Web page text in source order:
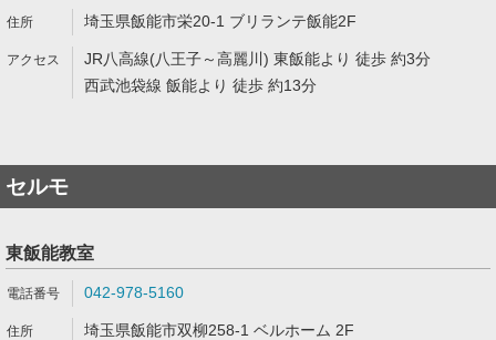
埼玉県飯能市栄20-1 ブリランテ飯能2F
JR八高線(八王子～高麗川) 東飯能より 徒歩 約3分
西武池袋線 飯能より 徒歩 約13分
セルモ
東飯能教室
042-978-5160
埼玉県飯能市双柳258-1 ベルホーム 2F